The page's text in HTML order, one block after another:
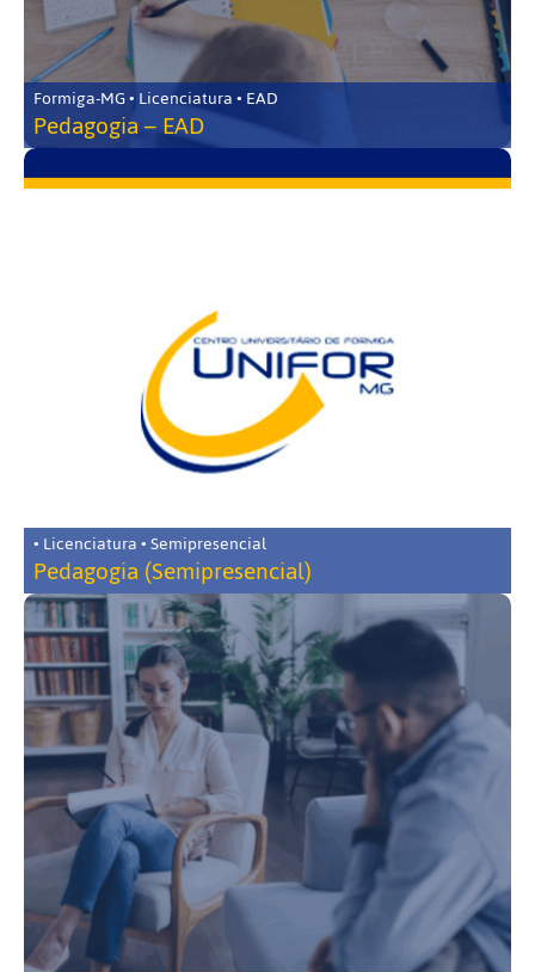
Formiga-MG • Licenciatura • EAD
Pedagogia – EAD
• Licenciatura • Semipresencial
Pedagogia (Semipresencial)